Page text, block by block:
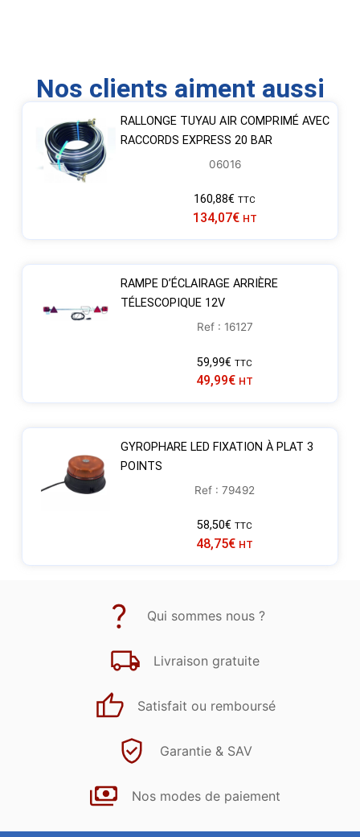
Nos clients aiment aussi
RALLONGE TUYAU AIR COMPRIMÉ AVEC
RACCORDS EXPRESS 20 BAR
06016
160,88€ TTC
134,07€ HT
RAMPE D’ÉCLAIRAGE ARRIÈRE
TÉLESCOPIQUE 12V
Ref : 16127
59,99€ TTC
49,99€ HT
GYROPHARE LED FIXATION À PLAT 3
POINTS
Ref : 79492
58,50€ TTC
48,75€ HT
Qui sommes nous ?
Livraison gratuite
Satisfait ou remboursé
Garantie & SAV
Nos modes de paiement